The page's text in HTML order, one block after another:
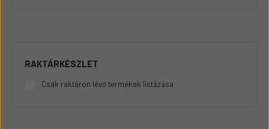
RAKTÁRKÉSZLET
Csak raktáron lévő termékek listázása